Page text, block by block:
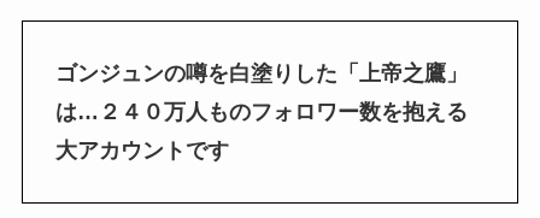
ゴンジュンの噂を白塗りした「上帝之鷹」
は…２４０万人ものフォロワー数を抱える
大アカウントです